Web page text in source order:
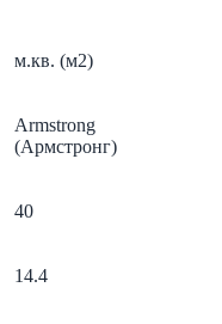
м.кв. (м2)
Armstrong
(Армстронг)
40
14.4